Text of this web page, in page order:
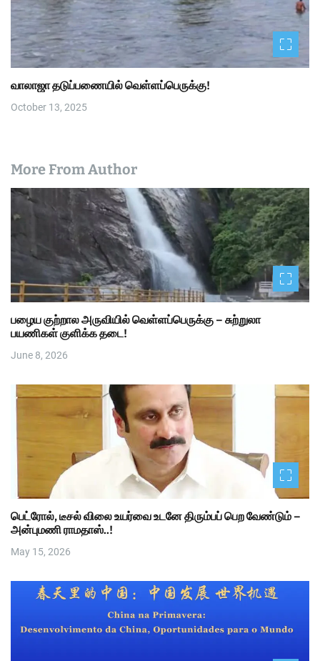
வாலாஜா தடுப்பணையில் வெள்ளப்பெருக்கு!
October 13, 2025
More From Author
பழைய குற்றால அருவியில் வெள்ளப்பெருக்கு – சுற்றுலா
பயணிகள் குளிக்க தடை!
June 8, 2026
பெட்ரோல், டீசல் விலை உயர்வை உடனே திரும்பப் பெற வேண்டும் –
அன்புமணி ராமதாஸ்..!
May 15, 2026